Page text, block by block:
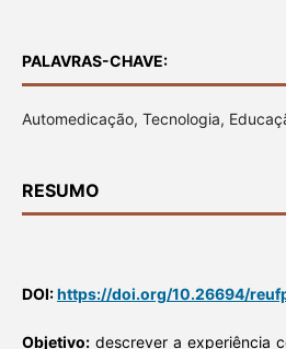
PALAVRAS-CHAVE:
Automedicação, Tecnologia,
RESUMO
DOI:https://doi.org/10.26694/
Objetivo:descrever a experiência